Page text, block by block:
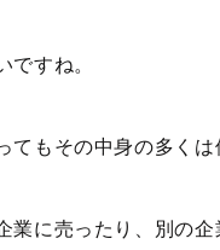
ですね。
てもその中身の多く
業に売ったり、別の